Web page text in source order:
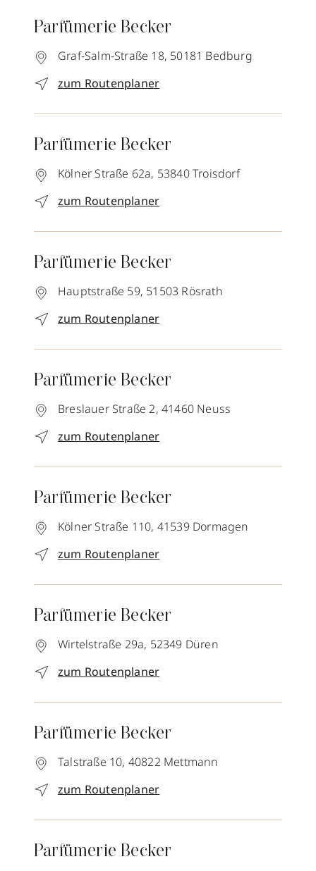
Parfümerie Becker
Graf-Salm-Straße 18, 50181 Bedburg
zum Routenplaner
Parfümerie Becker
Kölner Straße 62a, 53840Troisdorf
zum Routenplaner
Parfümerie Becker
Hauptstraße 59, 51503 Rösrath
zum Routenplaner
Parfümerie Becker
Breslauer Straße 2, 41460 Neuss
zum Routenplaner
Parfümerie Becker
Kölner Straße 110, 41539 Dormagen
zum Routenplaner
Parfümerie Becker
Wirtelstraße 29a, 52349 Düren
zum Routenplaner
Parfümerie Becker
Talstraße 10, 40822 Mettmann
zum Routenplaner
Parfümerie Becker